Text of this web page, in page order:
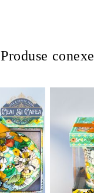
Produse conexe